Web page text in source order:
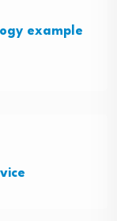
example